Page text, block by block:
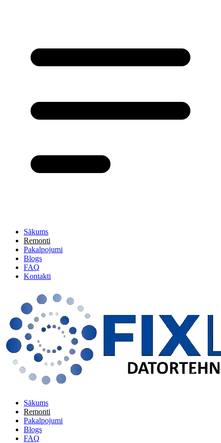
Sākums
Remonti
Pakalpojumi
Blogs
FAQ
Kontakti
Sākums
Remonti
Pakalpojumi
Blogs
FAQ